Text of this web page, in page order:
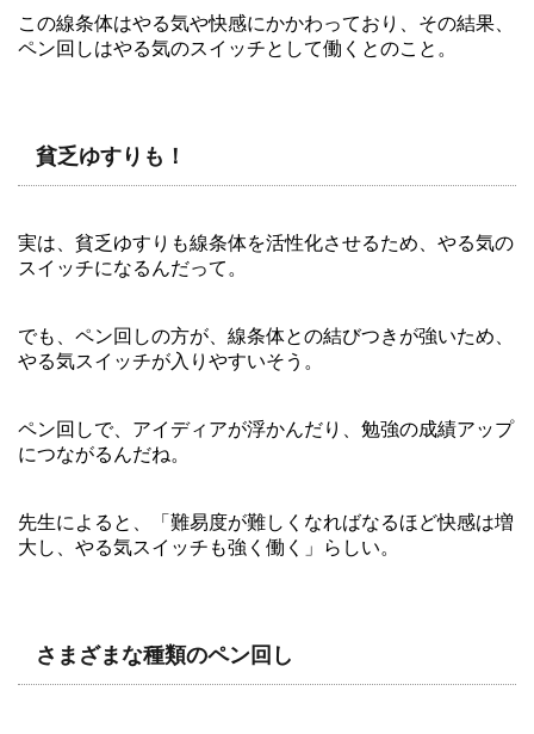
この線条体はやる気や快感にかかわっており、その結果、
ペン回しはやる気のスイッチとして働くとのこと。
貧乏ゆすりも！
実は、貧乏ゆすりも線条体を活性化させるため、やる気の
スイッチになるんだって。
でも、ペン回しの方が、線条体との結びつきが強いため、
やる気スイッチが入りやすいそう。
ペン回しで、アイディアが浮かんだり、勉強の成績アップ
につながるんだね。
先生によると、「難易度が難しくなればなるほど快感は増
大し、やる気スイッチも強く働く」らしい。
さまざまな種類のペン回し